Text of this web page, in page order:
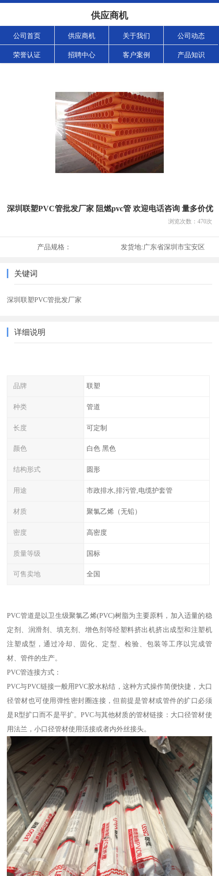
供应商机
公司首页 供应商机 关于我们 公司动态
荣誉认证 招聘中心 客户案例 产品知识
深圳联塑PVC管批发厂家 阻燃pvc管 欢迎电话咨询 量多价优
浏览次数： 470次
产品规格： 发货地:广东省深圳市宝安区
关键词
深圳联塑PVC管批发厂家
详细说明
品牌 联塑
种类 管道
长度 可定制
颜色 白色 黑色
结构形式 圆形
用途 市政排水,排污管,电缆护套管
材质 聚氯乙烯（无铅）
密度 高密度
质量等级 国标
可售卖地 全国
PVC管道是以卫生级聚氯乙烯(PVC)树脂为主要原料，加入适量的稳
定剂、润滑剂、填充剂、增色剂等经塑料挤出机挤出成型和注塑机
注塑成型，通过冷却、固化、定型、检验、包装等工序以完成管
材、管件的生产。
PVC管连接方式：
PVC与PVC链接一般用PVC胶水粘结，这种方式操作简便快捷，大口
径管材也可使用弹性密封圈连接，但前提是管材或管件的扩口必须
是R型扩口而不是平扩。PVC与其他材质的管材链接：大口径管材使
用法兰，小口径管材使用活接或者内外丝接头。